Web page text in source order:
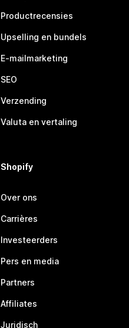
Productrecensies
Upselling en bundels
E-mailmarketing
SEO
Verzending
Valuta en vertaling
Shopify
Over ons
Carrières
Investeerders
Pers en media
Partners
Affiliates
Juridisch